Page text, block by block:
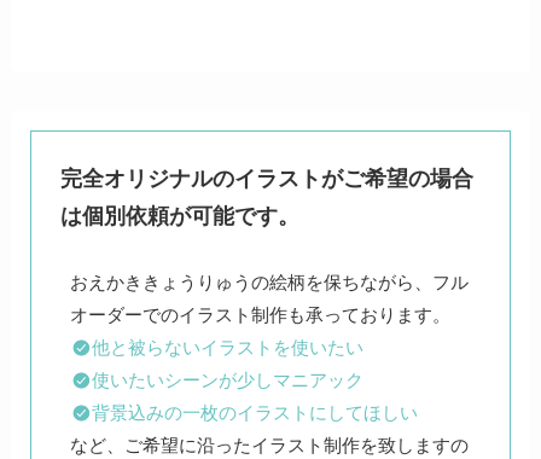
完全オリジナルのイラストがご希望の場合
は個別依頼が可能です。
おえかききょうりゅうの絵柄を保ちながら、フル
他と被らないイラストを使いたい
使いたいシーンが少しマニアック
背景込みの一枚のイラストにしてほしい
など、ご希望に沿ったイラスト制作を致しますの